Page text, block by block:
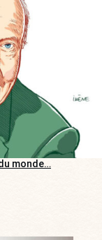
monde…